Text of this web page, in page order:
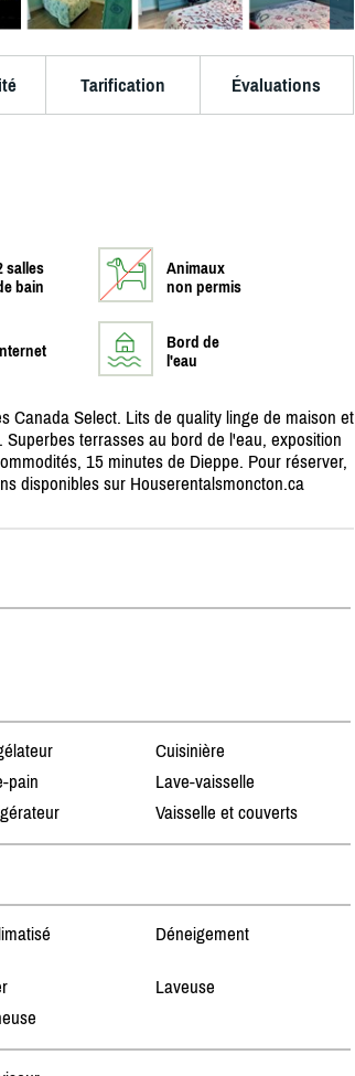
Tarification Évaluations
salles
bain
Animaux
non permis
Bord de
l'eau
Canada Select. Lits de quality linge de maison et
terrasses au bord de l'eau, exposition
15 minutes de Dieppe. Pour réserver,
disponibles sur Houserentalsmoncton.ca
Cuisinière
pain
Lave-vaisselle
Vaisselle et couverts
Déneigement
Laveuse